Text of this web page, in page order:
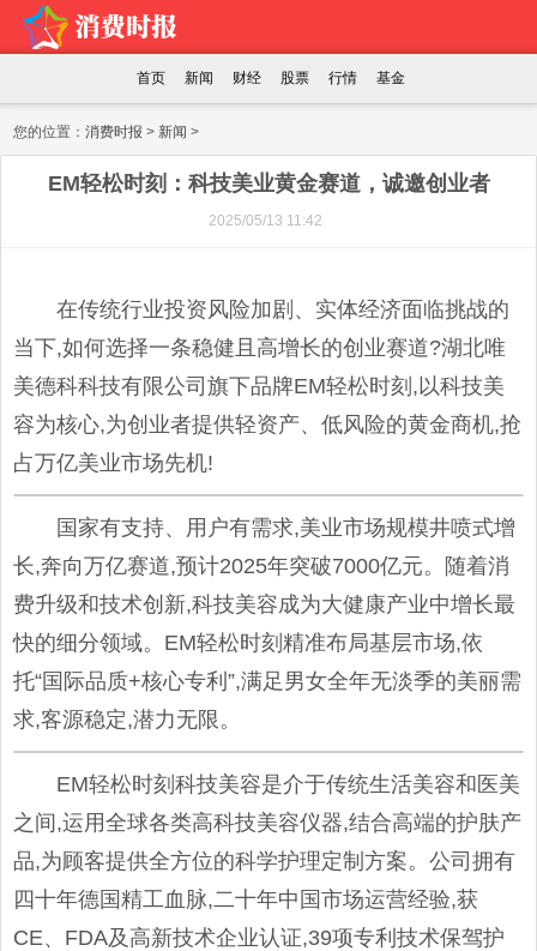
首页 新闻 财经 股票 行情 基金
您的位置：消费时报 > 新闻 >
EM轻松时刻：科技美业黄金赛道，诚邀创业者
2025/05/13 11:42
在传统行业投资风险加剧、实体经济面临挑战的
当下,如何选择一条稳健且高增长的创业赛道?湖北唯
美德科科技有限公司旗下品牌EM轻松时刻,以科技美
容为核心,为创业者提供轻资产、低风险的黄金商机,抢
占万亿美业市场先机!
国家有支持、用户有需求,美业市场规模井喷式增
长,奔向万亿赛道,预计2025年突破7000亿元。随着消
费升级和技术创新,科技美容成为大健康产业中增长最
快的细分领域。EM轻松时刻精准布局基层市场,依
托“国际品质+核心专利”,满足男女全年无淡季的美丽需
求,客源稳定,潜力无限。
EM轻松时刻科技美容是介于传统生活美容和医美
之间,运用全球各类高科技美容仪器,结合高端的护肤产
品,为顾客提供全方位的科学护理定制方案。公司拥有
四十年德国精工血脉,二十年中国市场运营经验,获
CE、FDA及高新技术企业认证,39项专利技术保驾护